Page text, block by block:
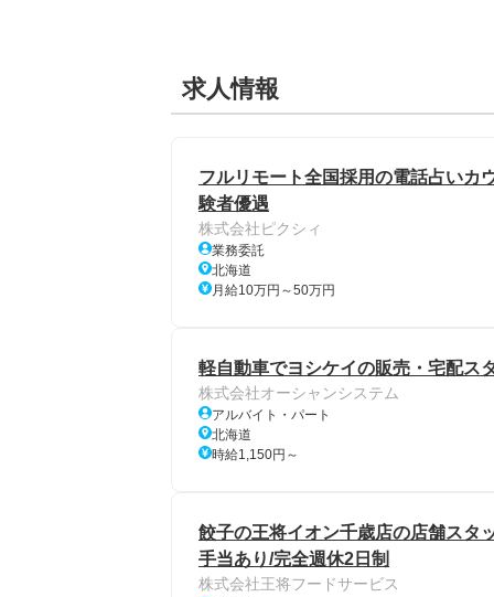
求人情報
フルリモート全国採用の電話占いカ
験者優遇
株式会社ピクシィ
業務委託
北海道
月給10万円～50万円
軽自動車でヨシケイの販売・宅配ス
株式会社オーシャンシステム
アルバイト・パート
北海道
時給1,150円～
餃子の王将イオン千歳店の店舗スタ
手当あり/完全週休2日制
株式会社王将フードサービス